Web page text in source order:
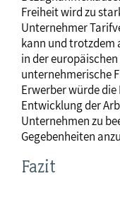
Freiheit wird zu
Unternehmer
kann und trotzdem
in der
unternehmerische
Erwerber würde
Entwicklung der
Unternehmen zu
Gegebenheiten
Fazit